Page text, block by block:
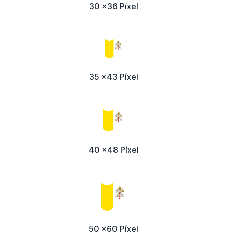
30 x36 Píxel
35 x43 Píxel
40 x48 Píxel
50 x60 Píxel